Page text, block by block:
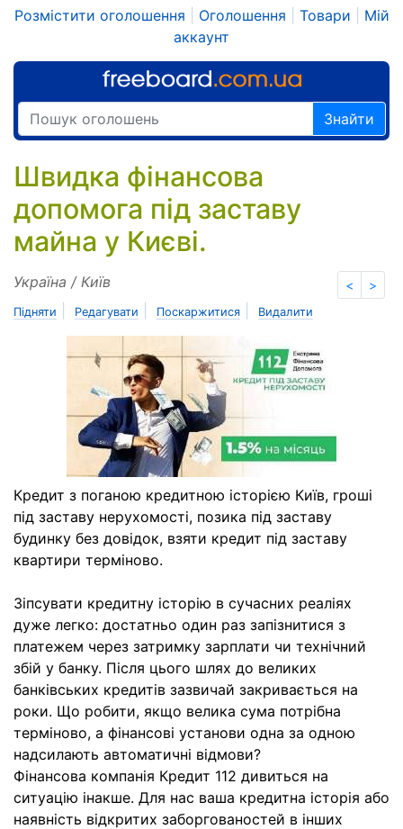
Розмістити оголошення Оголошення Товари
Мій
аккаунт
Знайти
Швидка фінансова
допомога під заставу
майна у Києві.
< >
Україна / Київ
Підняти Редагувати Поскаржитися Видалити
Кредит з поганою кредитною історією Київ, гроші
під заставу нерухомості, позика під заставу
будинку без довідок, взяти кредит під заставу
квартири терміново.
Зіпсувати кредитну історію в сучасних реаліях
дуже легко: достатньо один раз запізнитися з
платежем через затримку зарплати чи технічний
збій у банку. Після цього шлях до великих
банківських кредитів зазвичай закривається на
роки. Що робити, якщо велика сума потрібна
терміново, а фінансові установи одна за одною
надсилають автоматичні відмови?
Фінансова компанія Кредит 112 дивиться на
ситуацію інакше. Для нас ваша кредитна історія або
наявність відкритих заборгованостей в інших